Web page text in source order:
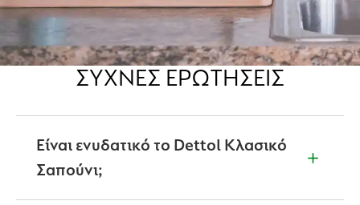
ΣΥΧΝΈΣ ΕΡΩΤΉΣΕΙΣ
Είναι ενυδατικό το Dettol Κλασικό
Σαπούνι;